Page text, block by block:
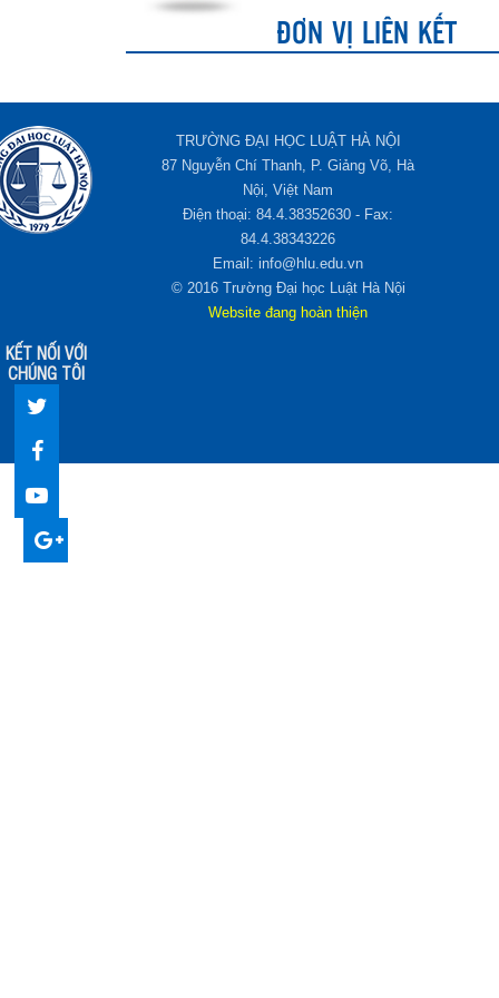
ĐƠN VỊ LIÊN KẾT
TRƯỜNG ĐẠI HỌC LUẬT HÀ NỘI
87 Nguyễn Chí Thanh, P. Giảng Võ, Hà
Nội, Việt Nam
Điện thoại: 84.4.38352630 - Fax:
84.4.38343226
Email: info@hlu.edu.vn
© 2016 Trường Đại học Luật Hà Nội
Website đang hoàn thiện
KẾT NỐI VỚI
CHÚNG TÔI